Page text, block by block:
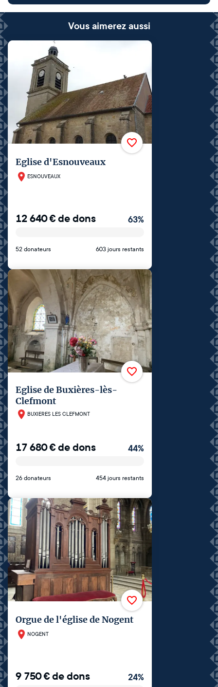
Vous aimerez aussi
Eglise d'Esnouveaux
ESNOUVEAUX
12 640€de dons 63%
52 donateurs 603 jours restants
Eglise de Buxières-lès-
Clefmont
BUXIERES LES CLEFMONT
17 680€de dons 44%
26 donateurs 454 jours restants
Orgue de l'église de Nogent
NOGENT
9 750€de dons 24%